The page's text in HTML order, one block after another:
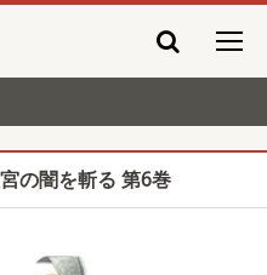
の闇を斬る 第6巻